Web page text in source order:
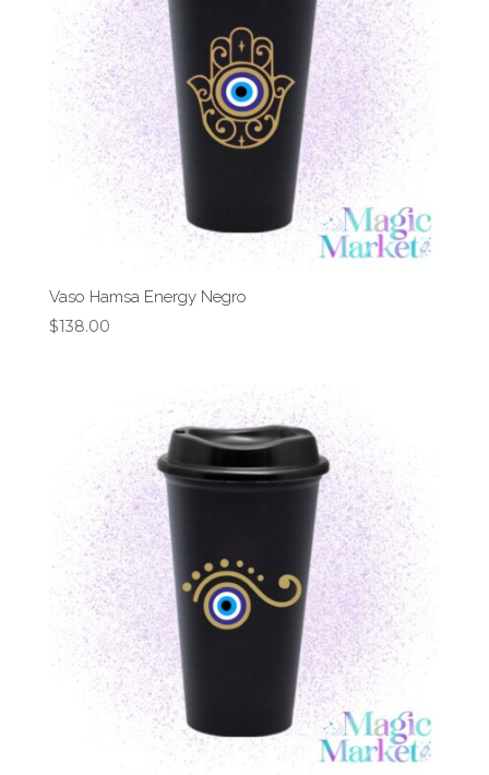
Vaso Hamsa Energy Negro
$138.00